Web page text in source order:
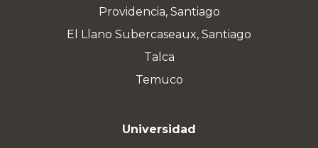
Providencia, Santiago
El Llano Subercaseaux, Santiago
Talca
Temuco
Universidad